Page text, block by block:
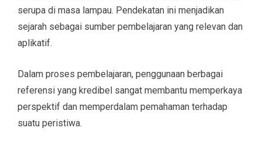
serupa di masa lampau. Pendekatan ini menjadikan
sejarah sebagai sumber pembelajaran yang relevan dan
aplikatif.
Dalam proses pembelajaran, penggunaan berbagai
referensi yang kredibel sangat membantu memperkaya
perspektif dan memperdalam pemahaman terhadap
suatu peristiwa.